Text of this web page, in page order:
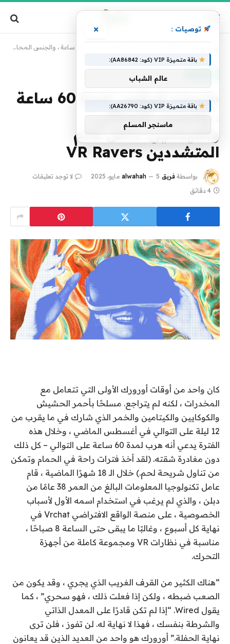
جلسات الرقص لمدة 60 ساعة
، والجنس المحاكي ،
والكيتامين: داخل عالم
المتشددين VR Ravers
بواسطة فريق alwahah 5 مايو، 2025
لا توجد تعليقات
4 دقائق
كان واحد من أوقات أورورك الأولى التي تتعامل مع
المخدرات ، لكنه لم يتراجع. مسلحًا بأحمر الحشيش
والكوكايين والكيتامين والخمر الذي شارك في ما يقرب من
12 ليلة على التوالي في أغسطس الماضي ، وخلال هذه
الفترة يدعي أنه هرب لمدة 60 ساعة على التوالي – كل ذلك
دون مغادرة شقته. (لقد أخذ فترات راحة في الحمام وتمكن
من تناول شريحة لحم.) خلال الـ 18 شهرًا الماضية ، قام
عامل تكنولوجيا المعلومات البالغ من العمر 38 عامًا من
دبلن ، والذي لم يرغب في استخدام اسمه الأول لأسباب
الخصوصية ، على منصة الواقع الافتراضي Vrchat في
نهاية كل أسبوع ، وغالبًا ما يبقى حتى الساعة 8 صباحًا ،
مناسبة في نظارات VR ومجموعة كاملة من أجهزة
التحرك.
“هناك الكثير من القرف الغريب الذي يجري ، وقد يكون من
الصعب ضبطه ، ولكن إذا فعلت ذلك ، فهو سحري” ، كما
يقول Wired. “إذا لم تكن قادرًا على المعدل الذاتي
والشرطة بنفسك ، فهذا لا نهاية له. لن تفوز ، فلن ترى
نهاية الحفلة.” أورورك هو واحد من العديد الذين قد يعانون
توصيات : ×
باقة متميزة VIP (كود: AA86842):
عالم الشباب
باقة متميزة VIP (كود: AA26790):
ماسنجر المسلم